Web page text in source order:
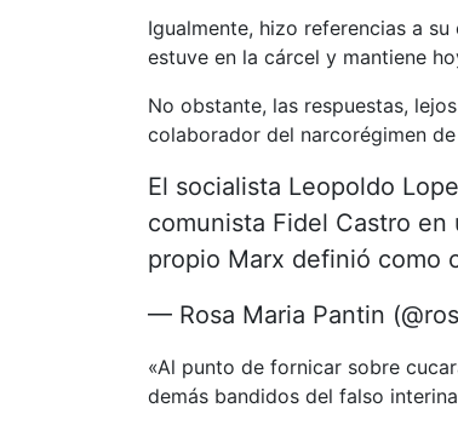
Igualmente, hizo referencias a
estuve en la cárcel y mantiene
No obstante, las respuestas,
colaborador del narcorégimen
El socialista Leopoldo
comunista Fidel Castro
propio Marx definió como
— Rosa Maria Pantin
«Al punto de fornicar sobre
demás bandidos del falso